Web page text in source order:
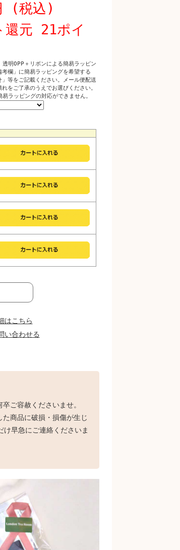
(税込)
還元 21ポイ
明OPP＋リボンによる簡易ラッピン
欄」に簡易ラッピングを希望する
」等をご記載ください。メール便配送
をご了承のうえでお選びください。
ラッピングの対応ができません。
はこちら
い合わせる
ご容赦くださいませ。
商品に破損・損傷が生じ
け早急にご連絡くださいま